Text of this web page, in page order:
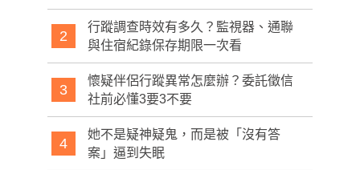
2
行蹤調查時效有多久？監視器、通聯
與住宿紀錄保存期限一次看
3
懷疑伴侶行蹤異常怎麼辦？委託徵信
社前必懂3要3不要
4
她不是疑神疑鬼，而是被「沒有答
案」逼到失眠